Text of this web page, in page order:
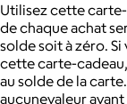
Utilisez cette
de chaque achat
solde soit à zéro.
cette carte-
au solde de la
aucunevaleur